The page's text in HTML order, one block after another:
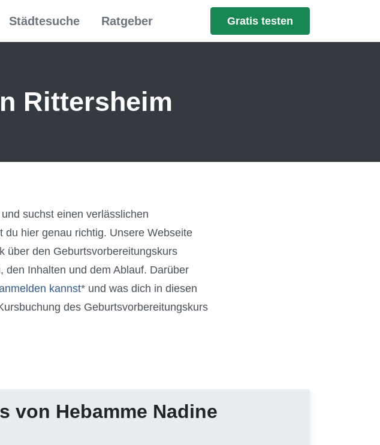
Städtesuche Ratgeber Gratis testen
Rittersheim
suchst einen verlässlichen
du hier genau richtig. Unsere Webseite
über den Geburtsvorbereitungskurs
den Inhalten und dem Ablauf. Darüber
kannst* und was dich in diesen
des Geburtsvorbereitungskurs
von Hebamme Nadine